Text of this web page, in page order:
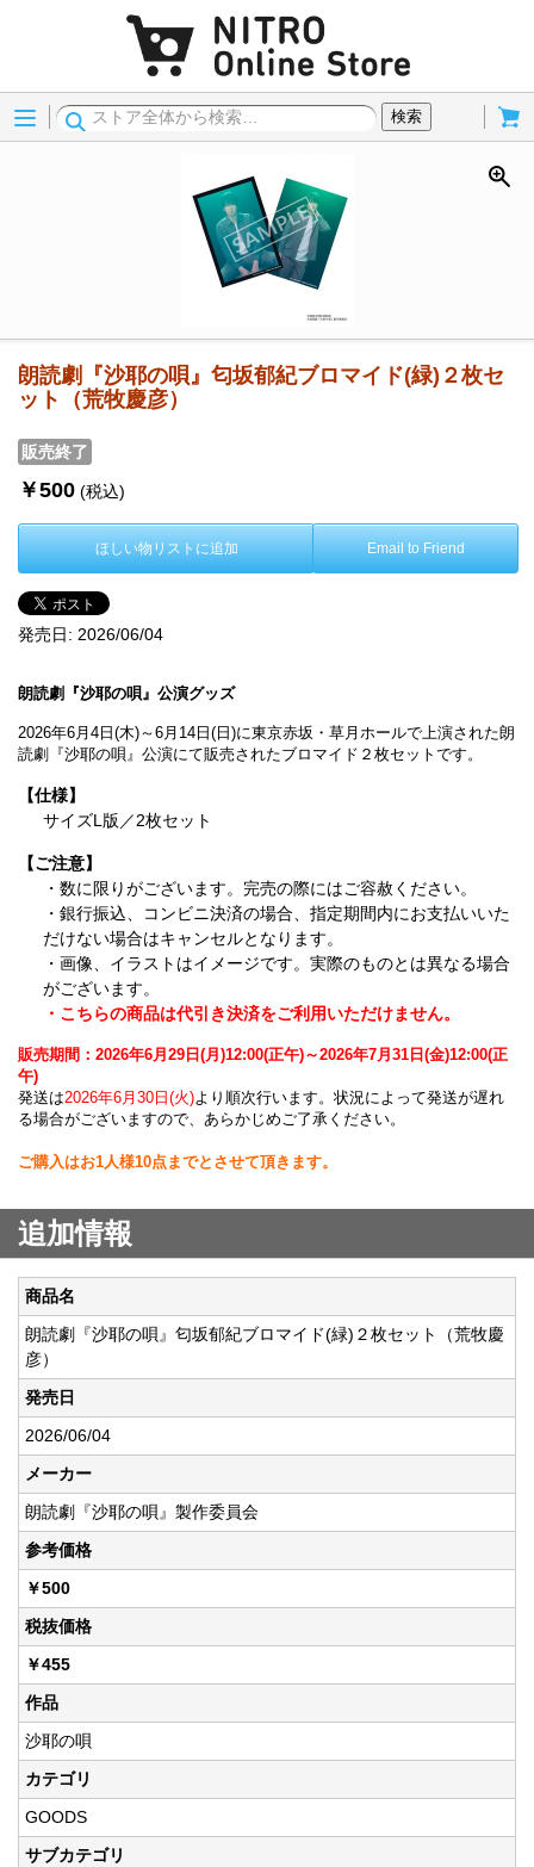
Menu
検索
朗読劇『沙耶の唄』匂坂郁紀ブロマイド(緑)２枚セ
ット（荒牧慶彦）
販売終了
￥500 (税込)
ほしい物リストに追加 Email to Friend
発売日: 2026/06/04
朗読劇『沙耶の唄』公演グッズ
2026年6月4日(木)～6月14日(日)に東京赤坂・草月ホールで上演された朗
読劇『沙耶の唄』公演にて販売されたブロマイド２枚セットです。
【仕様】
サイズL版／2枚セット
【ご注意】
・数に限りがございます。完売の際にはご容赦ください。
・銀行振込、コンビニ決済の場合、指定期間内にお支払いいた
だけない場合はキャンセルとなります。
・画像、イラストはイメージです。実際のものとは異なる場合
がございます。
・こちらの商品は代引き決済をご利用いただけません。
販売期間：2026年6月29日(月)12:00(正午)～2026年7月31日(金)12:00(正
午)
発送は2026年6月30日(火)より順次行います。状況によって発送が遅れ
る場合がございますので、あらかじめご了承ください。
ご購入はお1人様10点までとさせて頂きます。
追加情報
商品名
朗読劇『沙耶の唄』匂坂郁紀ブロマイド(緑)２枚セット（荒牧慶
彦）
発売日
2026/06/04
メーカー
朗読劇『沙耶の唄』製作委員会
参考価格
￥500
税抜価格
￥455
作品
沙耶の唄
カテゴリ
GOODS
サブカテゴリ